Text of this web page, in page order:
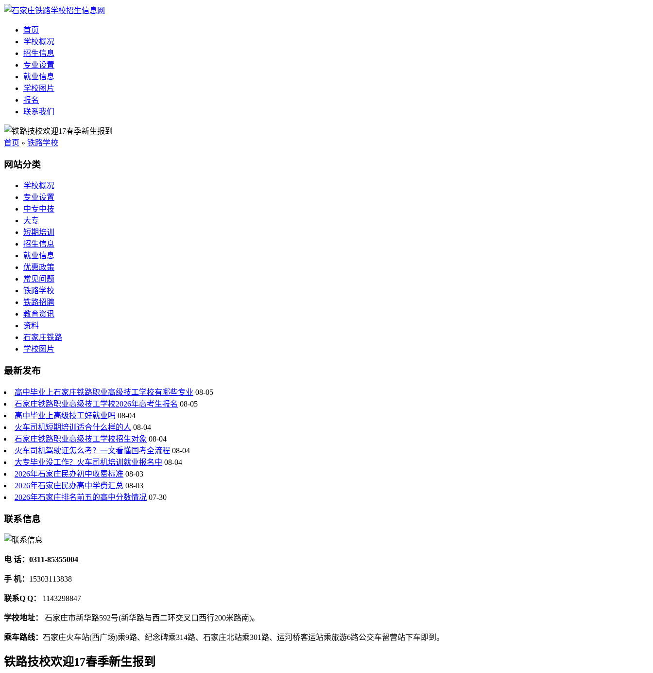
首页
学校概况
招生信息
专业设置
就业信息
学校图片
报名
联系我们
首页 » 铁路学校
网站分类
学校概况
专业设置
中专中技
大专
短期培训
招生信息
就业信息
优惠政策
常见问题
铁路学校
铁路招聘
教育资讯
资料
石家庄铁路
学校图片
最新发布
高中毕业上石家庄铁路职业高级技工学校有哪些专业 08-05
石家庄铁路职业高级技工学校2026年高考生报名 08-05
高中毕业上高级技工好就业吗 08-04
火车司机短期培训适合什么样的人 08-04
石家庄铁路职业高级技工学校招生对象 08-04
火车司机驾驶证怎么考？一文看懂国考全流程 08-04
大专毕业没工作？火车司机培训就业报名中 08-04
2026年石家庄民办初中收费标准 08-03
2026年石家庄民办高中学费汇总 08-03
2026年石家庄排名前五的高中分数情况 07-30
联系信息
电 话：0311-85355004
手 机： 15303113838
联系Q Q： 1143298847
学校地址： 石家庄市新华路592号(新华路与西二环交叉口西行200米路南)。
乘车路线： 石家庄火车站(西广场)乘9路、纪念碑乘314路、石家庄北站乘301路、运河桥客运站乘旅游6路公交车留营站下车即到。
铁路技校欢迎17春季新生报到